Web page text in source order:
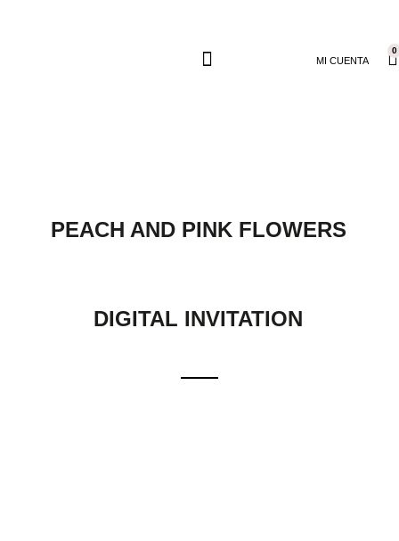
MI CUENTA
0
PEACH AND PINK FLOWERS
DIGITAL INVITATION